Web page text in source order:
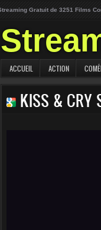
Gratuit de 3251 Films
ACCUEIL ACTION
KISS & CRY